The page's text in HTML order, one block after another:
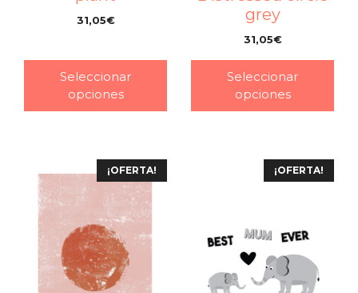
31,05€
Seleccionar
opciones
grey
31,05€
Seleccionar
opciones
¡OFERTA! ¡OFERTA!